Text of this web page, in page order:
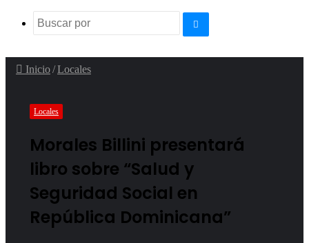
Buscar
Inicio/Locales
Locales
Morales Billini presentará
libro sobre “Salud y
Seguridad Social en
República Dominicana”